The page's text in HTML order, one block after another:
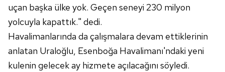
verileriniz işlenmekte olup gerekli olan çerezler bilgi
toplumu hizmetlerinin sunulması amacıyla
kullanılmaktadır. Diğer çerezler, sitemizin daha işlevsel
kılınması ve kişiselleştirilmesi ve sizlere yönelik
reklam/pazarlama faaliyetlerinin yapılması, amaçlarıyla
sınırlı olarak açık rızanız dahilinde kullanılacaktır.
uçan başka ülke yok. Geçen seneyi 230 milyon
yolcuyla kapattık." dedi.
Havalimanlarında da çalışmalara devam ettiklerinin
anlatan Uraloğlu, Esenboğa Havalimanı'ndaki yeni
kulenin gelecek ay hizmete açılacağını söyledi.